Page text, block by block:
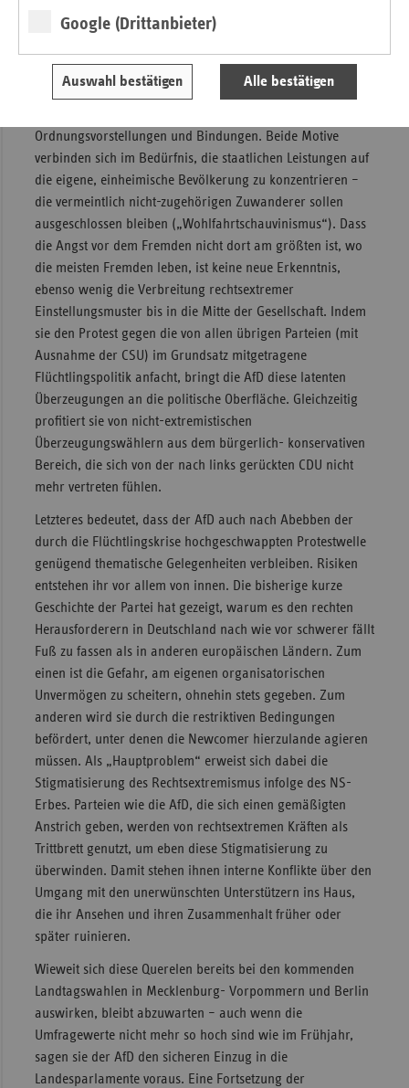
Google (Drittanbieter)
Auswahl bestätigen Alle bestätigen
dem Begriffspaar „Unsicherheit“ und „Unbehagen“ am
Wohlstandsverlusten, während Unbehagen auf kulturelle
Ordnungsvorstellungen und Bindungen. Beide Motive
verbinden sich im Bedürfnis, die staatlichen Leistungen auf
die eigene, einheimische Bevölkerung zu konzentrieren –
die vermeintlich nicht-zugehörigen Zuwanderer sollen
ausgeschlossen bleiben („Wohlfahrtschauvinismus“). Dass
die Angst vor dem Fremden nicht dort am größten ist, wo
die meisten Fremden leben, ist keine neue Erkenntnis,
ebenso wenig die Verbreitung rechtsextremer
Einstellungsmuster bis in die Mitte der Gesellschaft. Indem
sie den Protest gegen die von allen übrigen Parteien (mit
Ausnahme der CSU) im Grundsatz mitgetragene
Flüchtlingspolitik anfacht, bringt die AfD diese latenten
Überzeugungen an die politische Oberfläche. Gleichzeitig
profitiert sie von nicht-extremistischen
Überzeugungswählern aus dem bürgerlich- konservativen
Bereich, die sich von der nach links gerückten CDU nicht
mehr vertreten fühlen.
Letzteres bedeutet, dass der AfD auch nach Abebben der
durch die Flüchtlingskrise hochgeschwappten Protestwelle
genügend thematische Gelegenheiten verbleiben. Risiken
entstehen ihr vor allem von innen. Die bisherige kurze
Geschichte der Partei hat gezeigt, warum es den rechten
Herausforderern in Deutschland nach wie vor schwerer fällt
Fuß zu fassen als in anderen europäischen Ländern. Zum
einen ist die Gefahr, am eigenen organisatorischen
Unvermögen zu scheitern, ohnehin stets gegeben. Zum
anderen wird sie durch die restriktiven Bedingungen
befördert, unter denen die Newcomer hierzulande agieren
müssen. Als „Hauptproblem“ erweist sich dabei die
Stigmatisierung des Rechtsextremismus infolge des NS-
Erbes. Parteien wie die AfD, die sich einen gemäßigten
Anstrich geben, werden von rechtsextremen Kräften als
Trittbrett genutzt, um eben diese Stigmatisierung zu
überwinden. Damit stehen ihnen interne Konflikte über den
Umgang mit den unerwünschten Unterstützern ins Haus,
die ihr Ansehen und ihren Zusammenhalt früher oder
später ruinieren.
Wieweit sich diese Querelen bereits bei den kommenden
Landtagswahlen in Mecklenburg- Vorpommern und Berlin
auswirken, bleibt abzuwarten – auch wenn die
Umfragewerte nicht mehr so hoch sind wie im Frühjahr,
sagen sie der AfD den sicheren Einzug in die
Landesparlamente voraus. Eine Fortsetzung der